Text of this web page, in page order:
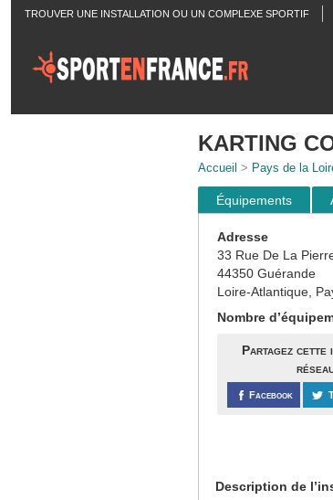
TROUVER UNE INSTALLATION OU UN COMPLEXE SPORTIF
KARTING
Accueil > Pays de la
Équipements
Adresse
33 Rue De La
44350 Guérande
Loire-Atlantique,
Nombre
Partagez cette
Facebook
Description de